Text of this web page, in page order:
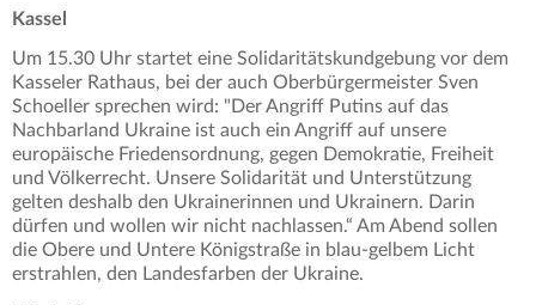
Kassel
Um 15.30 Uhr startet eine Solidaritätskundgebung vor dem
Kasseler Rathaus, bei der auch Oberbürgermeister Sven
Schoeller sprechen wird: "Der Angriff Putins auf das
Nachbarland Ukraine ist auch ein Angriff auf unsere
europäische Friedensordnung, gegen Demokratie, Freiheit
und Völkerrecht. Unsere Solidarität und Unterstützung
gelten deshalb den Ukrainerinnen und Ukrainern. Darin
dürfen und wollen wir nicht nachlassen.“ Am Abend sollen
die Obere und Untere Königstraße in blau-gelbem Licht
erstrahlen, den Landesfarben der Ukraine.